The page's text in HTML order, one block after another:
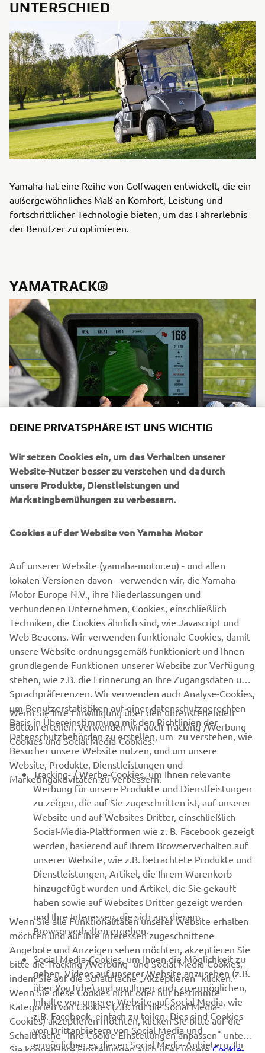
UNTERSCHIED
Yamaha hat eine Reihe von Golfwagen entwickelt, die ein
außergewöhnliches Maß an Komfort, Leistung und
fortschrittlicher Technologie bieten, um das Fahrerlebnis
der Benutzer zu optimieren.
YAMATRACK®
Der YamaTrack® gibt Ihrem Golfplatz die Möglichkeit, sich
mit dem modernen Golfer weiterzuentwickeln. Mit einem
neuen 10-Zoll-Bildschirm im Armaturenbrett können die
Spieler 3-D-Geländegrafiken mit anpassbaren Pro-Tipps
Bereiche Ihres Platzes und weisen die Spieler darauf hin,
können. Eine aktualisierte Diagnosefunktion sorgt für
Sicherheit, indem sie Wartungsmeldungen vom Fahrzeug
an den Golfshop sendet. Verbessern Sie das Spielerlebnis
und die Effizienz Ihres Golfplatzes mit YamaTrack®. Ein
weiterer Grund, warum Yamaha die beste Wahl ist.™
MEHR ERFAHREN
UNTERNEHMEN
B2B
MEHR VON YAMAHA
SUPPORT
NEWSLETTER
Erfahre als Erster von den neuesten Angeboten,
Sonderveranstaltungen, Neuerscheinungen und vielem mehr.
ABONNIEREN
Lesen Sie unsere Datenschutzrichtlinie, um zu erfahren, wie wir
Ihre persönlichen Daten verarbeiten:Datenschutzerklärung
Germany (German)
DEINE PRIVATSPHÄRE IST UNS WICHTIG
Wir setzen Cookies ein, um das Verhalten unserer
Website-Nutzer besser zu verstehen und dadurch
unsere Produkte, Dienstleistungen und
Marketingbemühungen zu verbessern.
Cookies auf der Website von Yamaha Motor
Auf unserer Website (yamaha-motor.eu) - und allen
lokalen Versionen davon - verwenden wir, die Yamaha
Motor Europe N.V., ihre Niederlassungen und
verbundenen Unternehmen, Cookies, einschließlich
Techniken, die Cookies ähnlich sind, wie Javascript und
Web Beacons. Wir verwenden funktionale Cookies, damit
unsere Website ordnungsgemäß funktioniert und Ihnen
grundlegende Funktionen unserer Website zur Verfügung
stehen, wie z.B. die Erinnerung an Ihre Zugangsdaten und
Sprachpräferenzen. Wir verwenden auch Analyse-Cookies,
um Benutzerstatistiken auf einer datenschutzgerechten
Basis in Übereinstimmung mit den Richtlinien der
Datenschutzbehörden zu erstellen, um zu verstehen, wie
Besucher unsere Website nutzen, und um unsere
Website, Produkte, Dienstleistungen und
Marketingaktivitäten zu verbessern.
Wenn Sie Ihre Einwilligung über den untenstehenden
Button erteilen, verwenden wir auch Tracking-/Werbung
Cookies und Social Media-Cookies:
Tracking- / Werbe-Cookies, um Ihnen relevante
Werbung für unsere Produkte und Dienstleistungen
zu zeigen, die auf Sie zugeschnitten ist, auf unserer
Website und auf Websites Dritter, einschließlich
Social-Media-Plattformen wie z. B. Facebook gezeigt
werden, basierend auf Ihrem Browserverhalten auf
unserer Website, wie z.B. betrachtete Produkte und
Dienstleistungen, Artikel, die Ihrem Warenkorb
hinzugefügt wurden und Artikel, die Sie gekauft
haben sowie auf Websites Dritter gezeigt werden
und Ihre Interessen, die sich aus diesem
Browserverhalten ergeben.
Social Media-Cookies, um Ihnen die Möglichkeit zu
geben, Videos auf unserer Website anzusehen (z.B.
über YouTube) und um Ihnen auch zu ermöglichen,
Inhalte von unserer Website auf Social Media, wie
z.B. Facebook, einfach zu teilen. Dies sind Cookies
von Drittanbietern von Social Media und
ermöglichen es diesen Social Media-Anbietern, Ihr
Wenn Sie alle Funktionalitäten unserer Website erhalten
möchten und auf Ihre Interessen zugeschnittene
Angebote und Anzeigen sehen möchten, akzeptieren Sie
bitte die Tracking-/Werbung- und Social Media-Cookies,
indem Sie auf die Schaltfläche „Akzeptieren“ klicken.
Wenn Sie diese Cookies nicht oder nur bestimmte
Kategorien von Cookies (z.B. nur die Social Media-
Cookies) akzeptieren möchten, klicken Sie bitte auf die
Schaltfläche "Ihre Cookie-Einstellungen anpassen" unten.
Sie können Ihre Einstellungen auch über unsereCookie-